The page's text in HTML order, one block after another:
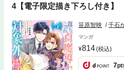
4【電子限定描き下ろし付き】
笹原智映 千石
マンガ
814(税込)
7pt